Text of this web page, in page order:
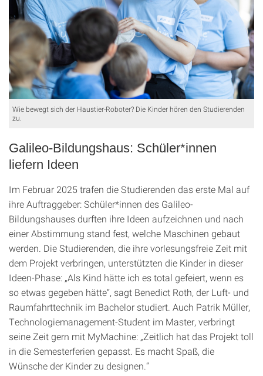
Wie bewegt sich der Haustier-Roboter? Die Kinder hören den Studierenden
zu.
Galileo-Bildungshaus: Schüler*innen
liefern Ideen
Im Februar 2025 trafen die Studierenden das erste Mal auf
ihre Auftraggeber: Schüler*innen des Galileo-
Bildungshauses durften ihre Ideen aufzeichnen und nach
einer Abstimmung stand fest, welche Maschinen gebaut
werden. Die Studierenden, die ihre vorlesungsfreie Zeit mit
dem Projekt verbringen, unterstützten die Kinder in dieser
Ideen-Phase: „Als Kind hätte ich es total gefeiert, wenn es
so etwas gegeben hätte“, sagt Benedict Roth, der Luft- und
Raumfahrttechnik im Bachelor studiert. Auch Patrik Müller,
Technologiemanagement-Student im Master, verbringt
seine Zeit gern mit MyMachine: „Zeitlich hat das Projekt toll
in die Semesterferien gepasst. Es macht Spaß, die
Wünsche der Kinder zu designen.“